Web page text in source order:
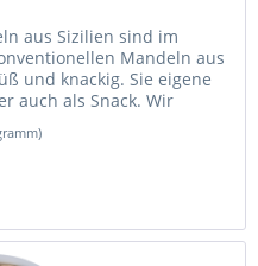
aus Sizilien sind im
Mandeln aus
und knackig. Sie eigene
auch als Snack. Wir